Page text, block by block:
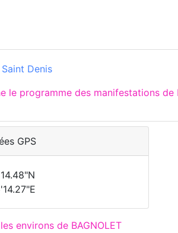
Denis
programme des manifestations de
GPS
environs de BAGNOLET